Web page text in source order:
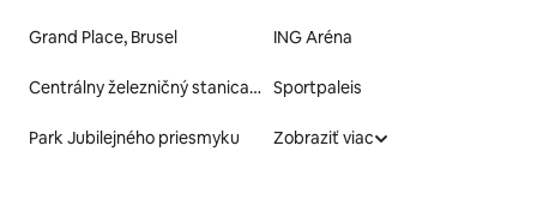
Grand Place, Brusel ING Aréna
Centrálny železničný stanica v Bruseli Sportpaleis
Park Jubilejného priesmyku Zobraziť viac